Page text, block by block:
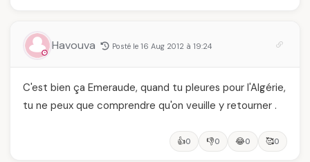
vraiment savoir
Havouva Posté le 16 Aug 2012 à 19:24
C'est bien ça Emeraude, quand tu pleures pour l'Algérie,
tu ne peux que comprendre qu'on veuille y retourner .
👍0 👎0 😂0 🥰0